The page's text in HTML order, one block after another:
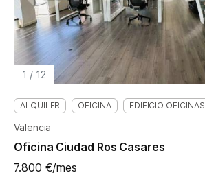
1 / 12
ALQUILER OFICINA EDIFICIO OFICINAS
Valencia
Oficina Ciudad Ros Casares
7.800 €/mes